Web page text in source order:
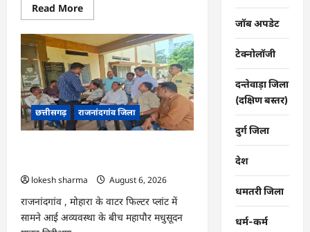
Read MoreRead
more
राजनांदगांव
:
107
करोड़
बकाया,
प्री-
पेड
व्यवस्था
में
3
माह
कंपनी…
छत्तीसगढ़ राजनांदगांव जिला
lokesh sharma
August 6, 2026
राजनांदगांव , मोहारा के वाटर फिल्टर प्लांट में
सामने आई अव्यवस्था के बीच महापौर मधुसूदन
जॉब अपडेट
टेक्नोलॉजी
दन्तेवाड़ा जिला
(दक्षिण बस्तर)
दुर्ग जिला
देश
धमतरी जिला
धर्म-कर्म